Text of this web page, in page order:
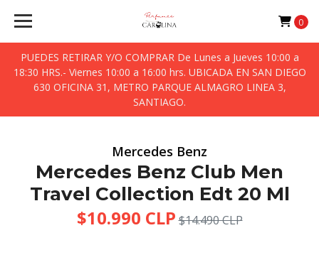
PUEDES RETIRAR Y/O COMPRAR De Lunes a Jueves 10:00 a
18:30 HRS.- Viernes 10:00 a 16:00 hrs. UBICADA EN SAN DIEGO
630 OFICINA 31, METRO PARQUE ALMAGRO LINEA 3,
SANTIAGO.
0
Mercedes Benz
Mercedes Benz Club Men
Travel Collection Edt 20 Ml
$10.990 CLP $14.490 CLP